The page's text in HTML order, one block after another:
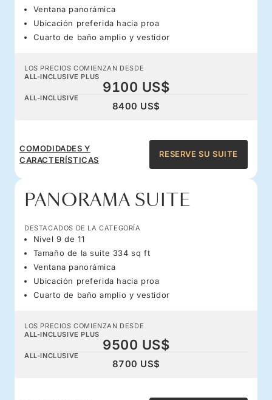
Ventana panorámica
Ubicación preferida hacia proa
Cuarto de baño amplio y vestidor
LOS PRECIOS COMIENZAN DESDE
ALL-INCLUSIVE PLUS
9100 US$
ALL-INCLUSIVE
8400 US$
COMODIDADES Y
CARACTERÍSTICAS
RESERVE SU SUITE
PANORAMA SUITE
DESTACADOS DE LA CATEGORÍA
Nivel 9 de 11
Tamaño de la suite 334 sq ft
Ventana panorámica
Ubicación preferida hacia proa
Cuarto de baño amplio y vestidor
LOS PRECIOS COMIENZAN DESDE
ALL-INCLUSIVE PLUS
9500 US$
ALL-INCLUSIVE
8700 US$